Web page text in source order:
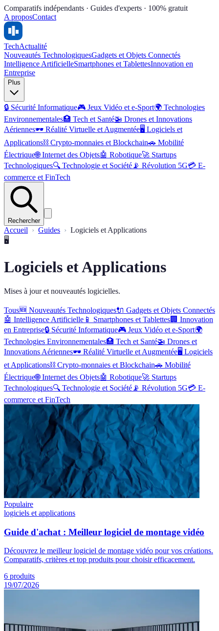
Comparatifs indépendants · Guides d'experts · 100% gratuit
A proposContact
TechActualité
Nouveautés TechnologiquesGadgets et Objets Connectés
Intelligence ArtificielleSmartphones et TablettesInnovation en
Entreprise
Plus
🔒 Sécurité Informatique🎮 Jeux Vidéo et e-Sport🌍 Technologies
Environnementales🏥 Tech et Santé🚁 Drones et Innovations
Aériennes🕶️ Réalité Virtuelle et Augmentée🖥️ Logiciels et
Applications⛓️ Crypto-monnaies et Blockchain🚗 Mobilité
Électrique🌐 Internet des Objets🤖 Robotique🚀 Startups
Technologiques🔍 Technologie et Société 📡 Révolution 5G💳 E-
commerce et FinTech
Rechercher
Accueil Guides
Logiciels et Applications
🖥️
Logiciels et Applications
Mises à jour et nouveautés logicielles.
Tous🆕 Nouveautés Technologiques🔌 Gadgets et Objets Connectés
🤖 Intelligence Artificielle 📱 Smartphones et Tablettes🏢 Innovation
en Entreprise🔒 Sécurité Informatique🎮 Jeux Vidéo et e-Sport🌍
Technologies Environnementales🏥 Tech et Santé🚁 Drones et
Innovations Aériennes🕶️ Réalité Virtuelle et Augmentée🖥️ Logiciels
et Applications⛓️ Crypto-monnaies et Blockchain🚗 Mobilité
Électrique🌐 Internet des Objets🤖 Robotique🚀 Startups
Technologiques🔍 Technologie et Société 📡 Révolution 5G💳 E-
commerce et FinTech
Populaire
logiciels et applications
Guide d'achat : Meilleur logiciel de montage vidéo
Découvrez le meilleur logiciel de montage vidéo pour vos créations.
Comparatifs, critères et top produits pour choisir efficacement.
6 produits
19/07/2026